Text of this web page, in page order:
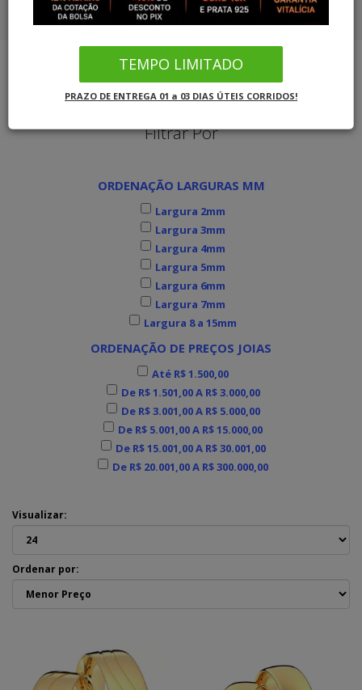
CORDÕES OURO 18KCOMBO ALIANÇAS OURO SOLITÁRIO
COMBO ALIANÇAS PRATA SOLITÁRIO
Filtrar Por
ORDENAÇÃO LARGURAS MM
Largura 2mm
Largura 3mm
Largura 4mm
Largura 5mm
Largura 6mm
Largura 7mm
Largura 8 a 15mm
ORDENAÇÃO DE PREÇOS JOIAS
Até R$ 1.500,00
De R$ 1.501,00 A R$ 3.000,00
De R$ 3.001,00 A R$ 5.000,00
De R$ 5.001,00 A R$ 15.000,00
De R$ 15.001,00 A R$ 30.001,00
De R$ 20.001,00 A R$ 300.000,00
Visualizar:
Ordenar por:
TEMPO LIMITADO
PRAZO DE ENTREGA 01 a 03 DIAS ÚTEIS CORRIDOS!